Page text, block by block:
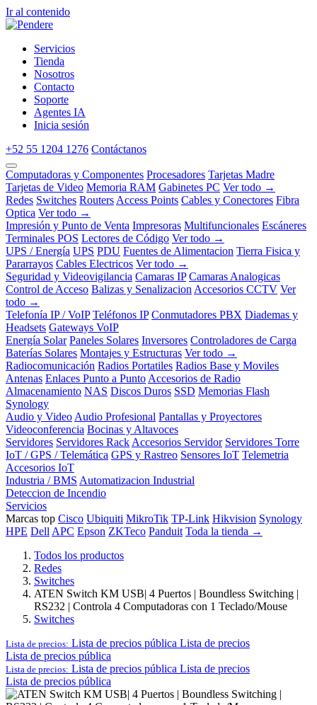
Ir al contenido
Servicios
Tienda
Nosotros
Contacto
Soporte
Agentes IA
Inicia sesión
+52 55 1204 1276 Contáctanos
Computadoras y Componentes Procesadores Tarjetas Madre
Tarjetas de Video Memoria RAM Gabinetes PC Ver todo →
Redes Switches Routers Access Points Cables y Conectores Fibra
Optica Ver todo →
Impresión y Punto de Venta Impresoras Multifuncionales Escáneres
Terminales POS Lectores de Código Ver todo →
UPS / Energía UPS PDU Fuentes de Alimentacion Tierra Fisica y
Pararrayos Cables Electricos Ver todo →
Seguridad y Videovigilancia Camaras IP Camaras Analogicas
Control de Acceso Balizas y Senalizacion Accesorios CCTV Ver
todo →
Telefonía IP / VoIP Teléfonos IP Conmutadores PBX Diademas y
Headsets Gateways VoIP
Energía Solar Paneles Solares Inversores Controladores de Carga
Baterías Solares Montajes y Estructuras Ver todo →
Radiocomunicación Radios Portatiles Radios Base y Moviles
Antenas Enlaces Punto a Punto Accesorios de Radio
Almacenamiento NAS Discos Duros SSD Memorias Flash
Synology
Audio y Video Audio Profesional Pantallas y Proyectores
Videoconferencia Bocinas y Altavoces
Servidores Servidores Rack Accesorios Servidor Servidores Torre
IoT / GPS / Telemática GPS y Rastreo Sensores IoT Telemetria
Accesorios IoT
Industria / BMS Automatizacion Industrial
Deteccion de Incendio
Servicios
Marcas top Cisco Ubiquiti MikroTik TP-Link Hikvision Synology
HPE Dell APC Epson ZKTeco Panduit Toda la tienda →
Todos los productos
Redes
Switches
ATEN Switch KM USB| 4 Puertos | Boundless Switching |
RS232 | Controla 4 Computadoras con 1 Teclado/Mouse
Switches
Lista de precios: Lista de precios pública Lista de precios
Lista de precios pública
Lista de precios: Lista de precios pública Lista de precios
Lista de precios pública